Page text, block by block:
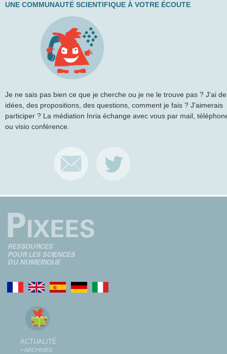
UNE COMMUNAUTÉ SCIENTIFIQUE À VOTRE ÉCOUTE
Je ne sais pas bien ce que je cherche ou je ne le trouve pas ? J'ai
idées, des propositions, des questions, comment je fais ? J'aimerais
participer ? La médiation Inria échange avec vous par mail,
ou visio conférence.
ACTUALITÉ
> ARCHIVES